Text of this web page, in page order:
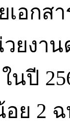
เอกส
ยงาน
ในปี
อย 2